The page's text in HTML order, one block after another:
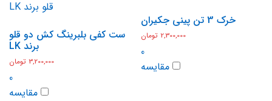
خرک 3 تن پینی جکیران
2,300,000 تومان
0
مقایسه
ست کفی بلبرینگ کش دو قلو
برند LK
3,200,000 تومان
0
مقایسه